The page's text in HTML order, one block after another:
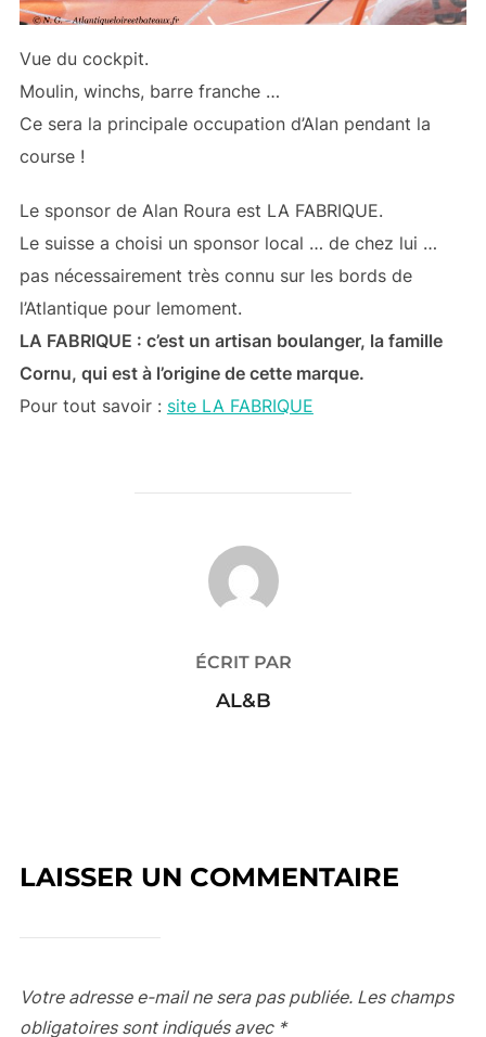
Vue du cockpit.
Moulin, winchs, barre franche …
Ce sera la principale occupation d’Alan pendant la
course !
Le sponsor de Alan Roura est LA FABRIQUE.
Le suisse a choisi un sponsor local … de chez lui …
pas nécessairement très connu sur les bords de
l’Atlantique pour lemoment.
LA FABRIQUE : c’est un artisan boulanger, la famille
Cornu, qui est à l’origine de cette marque.
Pour tout savoir : site LA FABRIQUE
AUTEUR DE LA PUBLICATION
ÉCRIT PAR
AL&B
LAISSER UN COMMENTAIRE
Votre adresse e-mail ne sera pas publiée. Les champs
obligatoires sont indiqués avec *